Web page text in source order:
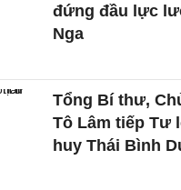
đứng đầu lực
Nga
Tổng Bí thư,
Tô Lâm tiếp Tư
huy Thái Bình